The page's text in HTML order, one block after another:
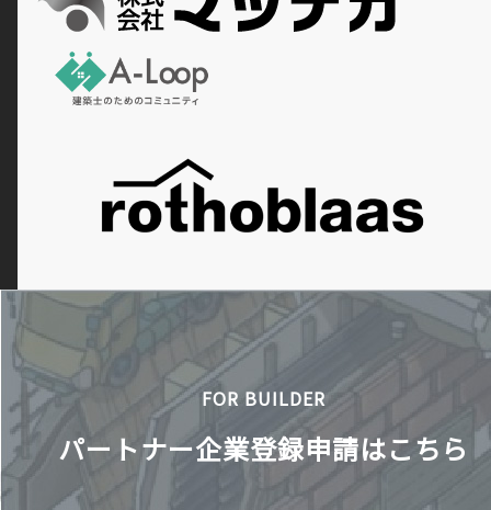
FOR BUILDER
パートナー企業登録申請はこちら